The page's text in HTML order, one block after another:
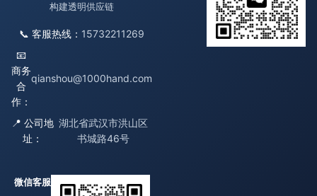
构建透明供应链
📞 客服热线： 15732211269
📧
商务
合
作：
qianshou@1000hand.com
📍 公司地
址：
湖北省武汉市洪山区
书城路46号
微信客服